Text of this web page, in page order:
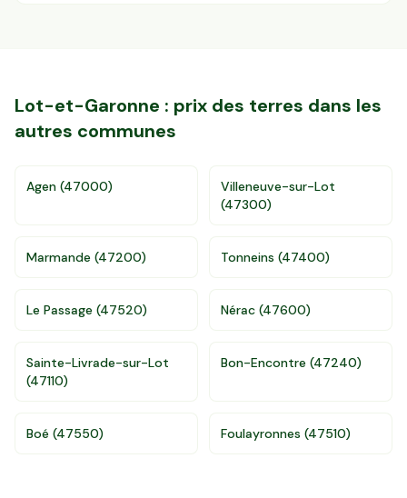
Lot-et-Garonne : prix des terres dans les
autres communes
Agen (47000)
Villeneuve-sur-Lot
(47300)
Marmande (47200) Tonneins (47400)
Le Passage (47520) Nérac (47600)
Sainte-Livrade-sur-Lot
(47110)
Bon-Encontre (47240)
Boé (47550) Foulayronnes (47510)